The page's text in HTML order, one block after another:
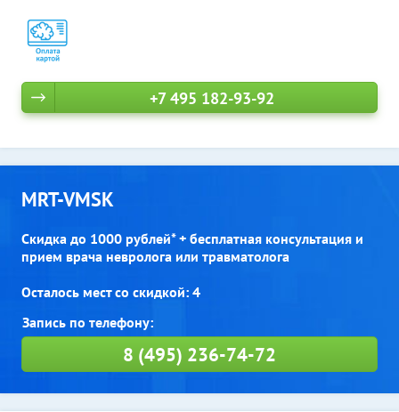
+7 495 182-93-92
MRT-VMSK
Скидка до 1000 рублей* + бесплатная консультация и
прием врача невролога или травматолога
Осталось мест со скидкой: 4
8 (495) 236-74-72